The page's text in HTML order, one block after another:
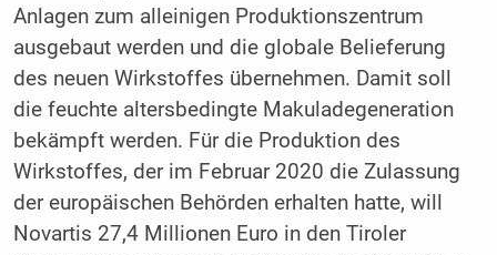
Anlagen zum alleinigen Produktionszentrum
ausgebaut werden und die globale Belieferung
des neuen Wirkstoffes übernehmen. Damit soll
die feuchte altersbedingte Makuladegeneration
bekämpft werden. Für die Produktion des
Wirkstoffes, der im Februar 2020 die Zulassung
der europäischen Behörden erhalten hatte, will
Novartis 27,4 Millionen Euro in den Tiroler